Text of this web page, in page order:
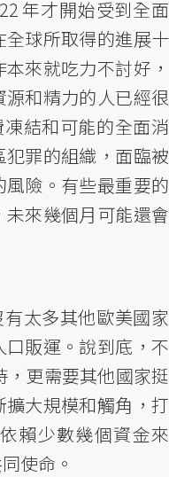
年才開始受到全面
球所取得的進展十
來就吃力不討好，
和精力的人已經很
結和可能的全面消
罪的組織，面臨被
險。有些最重要的
來幾個月可能還會
太多其他歐美國家
販運。說到底，不
，更需要其他國家挺
大規模和觸角，打
賴少數幾個資金來
使命。